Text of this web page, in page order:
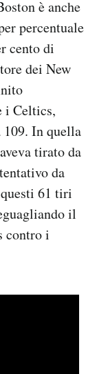
è anche
percentuale
cento di
dei New
i Celtics,
109. In quella
tirato da
da
61 tiri
il
contro i